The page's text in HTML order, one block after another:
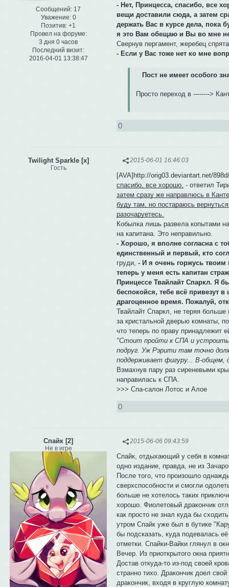
Сообщений: 17
Уважение: 0
Позитив: +1
Провел на форуме:
3 дня 0 часов
Последний визит:
2016-04-01 13:38:47
- Нет, Принцесса, спасибо, все
вещи доставили сюда, а затем
держать Вас в курсе дела, пока
я это Вам обещаю и Вы во мне не
Свернув пергамент, жеребец
- Если у Вас тоже нет ко мне
Пост не имеет особого
Просто переход в -------->
0
2015-06-01 16:46:03
Twilight Sparkle [x]
Гость
[AVA]http://orig03.deviantart.net/
спасибо, все хорошо, - ответил
затем сразу же направлюсь в
буду там, но постараюсь
разочаруетесь.
Кобылка лишь развела копытами
на капитана. Это неправильно.
- Хорошо, я вполне согласна с
единственный и первый, кто
груди, - И я очень горжусь
теперь у меня есть капитан
Принцессе Твайлайт Спаркл. Я
беспокойся, тебе всё привезут
драгоценное время. Пожалуй,
Твайлайт Спаркл, не теряя
за кристальной дверью комнаты,
что теперь по праву принадлежит
"Стоит пройти к СПА и устроить
подруг. Уж Рэрити там точно
поддерживает фигуру... В-общем,
Взмахнув пару раз сиреневыми
направилась к СПА.
>>> Спа-салон Лотос и Алое
0
2015-06-06 09:43:59
Спайк [2]
Не в игре
Спайк, отдыхающий у себя в
одно издание, правда, не из
После того, что произошло
сверхспособности и смогли
больше не хотелось таких
хорошо. Фиолетовый дракончик
как просто не знал куда бы
утром Спайк уже был в бутике
бы подсказать, куда подевалась
отметки. Спайки-Вайки глянул в
Вечер. Из приоткрытого окна
Достав откуда-то из-под своей
странно тихо. Дракончик доел
дракончик, входя в круглую